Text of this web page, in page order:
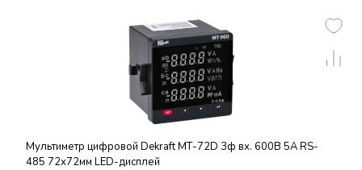
Мультиметр цифровой Dekraft МТ-72D 3ф вх. 600В 5А RS-
485 72х72мм LED-дисплей